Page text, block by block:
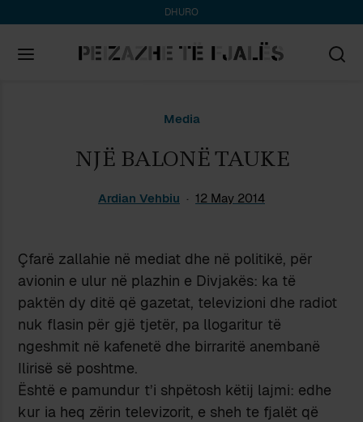
DHURO
Media
NJË BALONË TAUKE
Ardian Vehbiu 12 May 2014
Çfarë zallahie në mediat dhe në politikë, për
avionin e ulur në plazhin e Divjakës: ka të
paktën dy ditë që gazetat, televizioni dhe radiot
nuk flasin për gjë tjetër, pa llogaritur të
ngeshmit në kafenetë dhe birraritë anembanë
Ilirisë së poshtme.
Është e pamundur t’i shpëtosh këtij lajmi: edhe
kur ia heq zërin televizorit, e sheh te fjalët që